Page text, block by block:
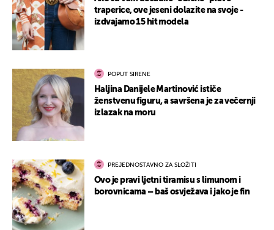
traperice, ove jeseni dolazite na svoje -
izdvajamo 15 hit modela
POPUT SIRENE
Haljina Danijele Martinović ističe
ženstvenu figuru, a savršena je za večernji
izlazak na moru
PREJEDNOSTAVNO ZA SLOŽITI
Ovo je pravi ljetni tiramisu s limunom i
borovnicama – baš osvježava i jako je fin